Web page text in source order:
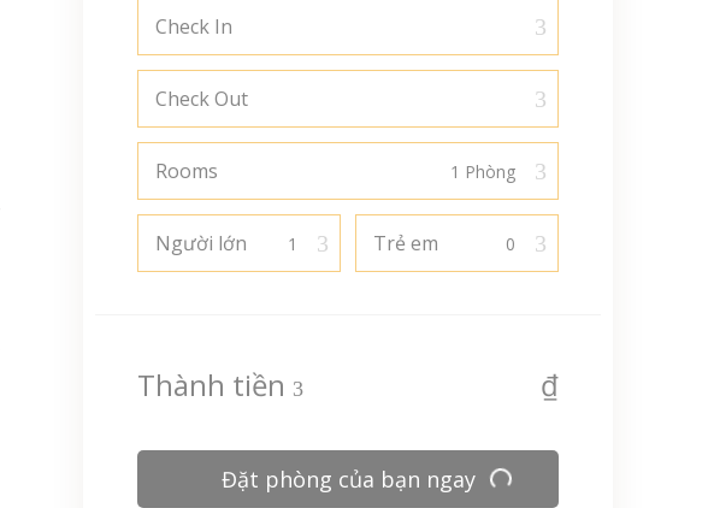
Check In
Check Out
Rooms
Người lớn Trẻ em
Thành tiền ₫
Đặt phòng của bạn ngay